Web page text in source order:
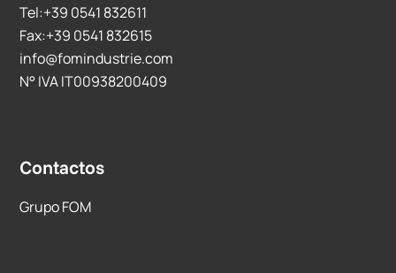
Tel:+39 0541 832611
Fax:+39 0541 832615
info@fomindustrie.com
N° IVA IT00938200409
Contactos
Grupo FOM